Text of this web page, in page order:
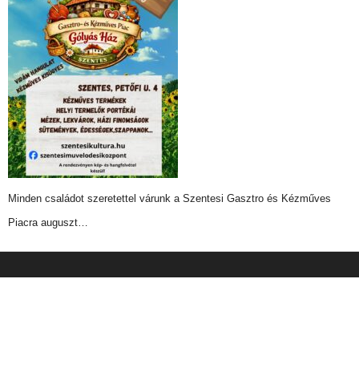
Minden családot szeretettel várunk a Szentesi Gasztro és Kézműves
Piacra auguszt…